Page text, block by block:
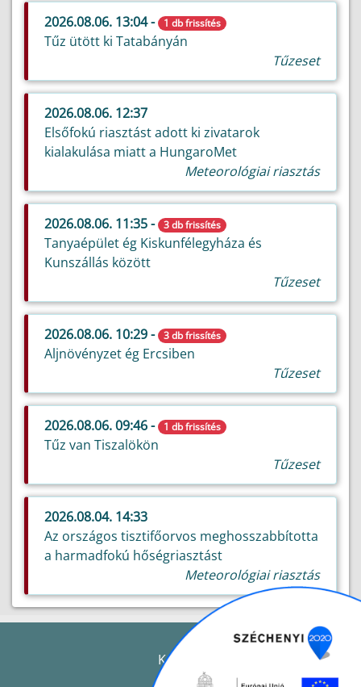
2026.08.06. 13:04 - 1 db frissítés
Tűz ütött ki Tatabányán
Tűzeset
2026.08.06. 12:37
Elsőfokú riasztást adott ki zivatarok
kialakulása miatt a HungaroMet
Meteorológiai riasztás
2026.08.06. 11:35 - 3 db frissítés
Tanyaépület ég Kiskunfélegyháza és
Kunszállás között
Tűzeset
2026.08.06. 10:29 - 3 db frissítés
Aljnövényzet ég Ercsiben
Tűzeset
2026.08.06. 09:46 - 1 db frissítés
Tűz van Tiszalökön
Tűzeset
2026.08.04. 14:33
Az országos tisztifőorvos meghosszabbította
a harmadfokú hőségriasztást
Meteorológiai riasztás
KAPCSOLAT